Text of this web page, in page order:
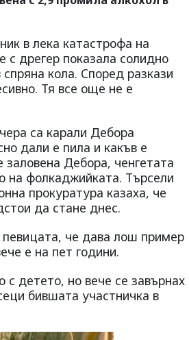
в лека катастрофа на
с дрегер показала солидно
кола. Според разкази
Тя все още не е
са карали Дебора
дали е пила и какъв е
Дебора, ченгетата
на фолкаджийката. Търсели
прокуратура казаха, че
да стане днес.
че дава лош пример
е на пет години.
с детето, но вече се завърнах
бившата участничка в